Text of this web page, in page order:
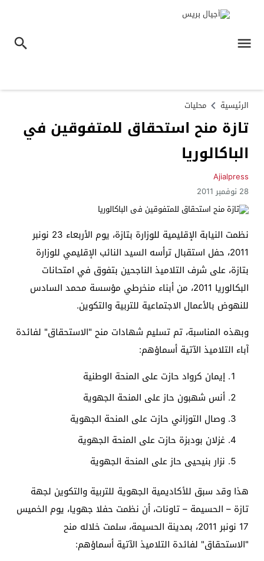
الرئيسية محليات
تازة منح استحقاق للمتفوقين في
الباكالوريا
Ajialpress
28 نوفمبر 2011
نظمت النيابة الإقليمية للوزارة بتازة، يوم الأربعاء 23 نونبر
2011، حفل استقبال ترأسه السيد النائب الإقليمي للوزارة
بتازة، على شرف التلاميذ الناجحين بتفوق في امتحانات
البكالوريا 2011، من أبناء منخرطي مؤسسة محمد السادس
للنهوض بالأعمال الاجتماعية للتربية والتكوين.
وبهذه المناسبة، تم تسليم شهادات منح "الاستحقاق" لفائدة
آباء التلاميذ الآتية أسماؤهم:
إيمان كرواد حازت على المنحة الوطنية
أنس شهبون حاز على المنحة الجهوية
وصال التوزاني حازت على المنحة الجهوية
غزلان بودبزة حازت على المنحة الجهوية
نزار بنيحيى حاز على المنحة الجهوية
هذا وقد سبق للأكاديمية الجهوية للتربية والتكوين لجهة
تازة – الحسيمة – تاونات، أن نظمت حفلا جهويا، يوم الخميس
17 نونبر 2011، بمدينة الحسيمة، سلمت خلاله منح
"الاستحقاق" لفائدة التلاميذ الآتية أسماؤهم: